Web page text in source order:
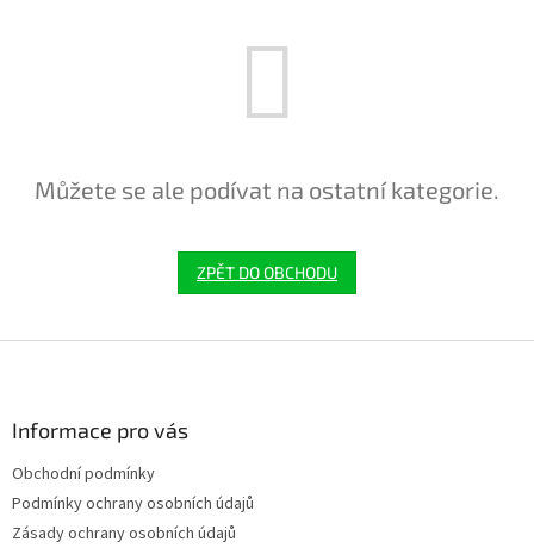
Můžete se ale podívat na ostatní kategorie.
ZPĚT DO OBCHODU
Informace pro vás
Obchodní podmínky
Podmínky ochrany osobních údajů
Zásady ochrany osobních údajů